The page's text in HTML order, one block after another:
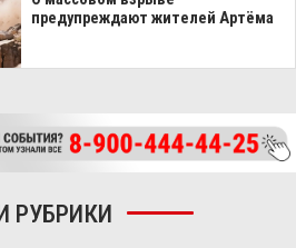
предупреждают жителей Артёма
РУБРИКИ